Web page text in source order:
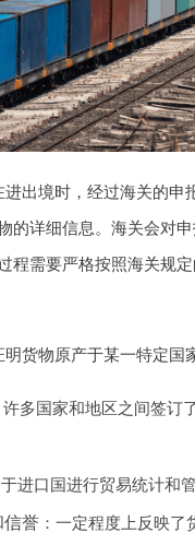
出境时，经过海关的申
的详细信息。海关会对
程需要严格按照海关规
货物原产于某一特定国
许多国家和地区之间签订
进口国进行贸易统计和
信誉 ：一定程度上反映了